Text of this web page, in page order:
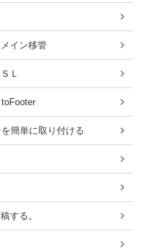
イン移管
Ｌ
簡単に取り付ける
する。